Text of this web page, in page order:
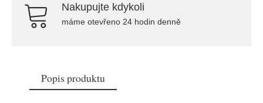
Nakupujte kdykoli
máme otevřeno 24 hodin denně
Popis produktu